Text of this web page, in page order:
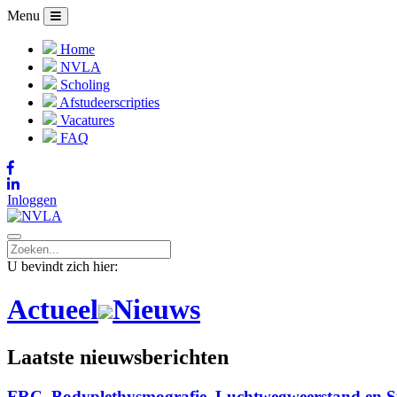
Menu
Home
NVLA
Scholing
Afstudeerscripties
Vacatures
FAQ
Inloggen
U bevindt zich hier:
Actueel Nieuws
Laatste nieuwsberichten